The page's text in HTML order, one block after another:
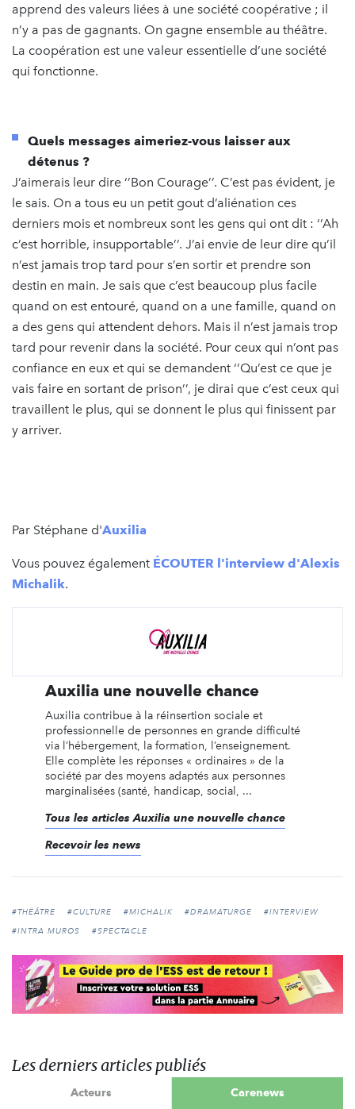
apprend des valeurs liées à une société coopérative ; il
n’y a pas de gagnants. On gagne ensemble au théâtre.
La coopération est une valeur essentielle d’une société
qui fonctionne.
Quels messages aimeriez-vous laisser aux
détenus ?
J’aimerais leur dire ‘’Bon Courage’’. C’est pas évident, je
le sais. On a tous eu un petit gout d’aliénation ces
derniers mois et nombreux sont les gens qui ont dit : ‘’Ah
c’est horrible, insupportable’’. J’ai envie de leur dire qu’il
n’est jamais trop tard pour s’en sortir et prendre son
destin en main. Je sais que c’est beaucoup plus facile
quand on est entouré, quand on a une famille, quand on
a des gens qui attendent dehors. Mais il n’est jamais trop
tard pour revenir dans la société. Pour ceux qui n’ont pas
confiance en eux et qui se demandent ‘’Qu’est ce que je
vais faire en sortant de prison’’, je dirai que c’est ceux qui
travaillent le plus, qui se donnent le plus qui finissent par
y arriver.
Par Stéphane d'Auxilia
Vous pouvez également ÉCOUTER l'interview d'Alexis
Michalik.
Auxilia une nouvelle chance
Auxilia contribue à la réinsertion sociale et
professionnelle de personnes en grande difficulté
via l’hébergement, la formation, l’enseignement.
Elle complète les réponses « ordinaires » de la
société par des moyens adaptés aux personnes
marginalisées (santé, handicap, social, ...
Tous les articles Auxilia une nouvelle chance
Recevoir les news
#THÉÂTRE #CULTURE #MICHALIK #DRAMATURGE
#INTERVIEW
#INTRA MUROS
#SPECTACLE
Les derniers articles publiés
Acteurs Carenews